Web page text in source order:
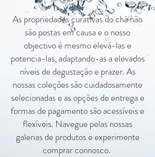
As propriedades curativas do chá não
são postas em causa e o nosso
objectivo é mesmo elevá-las e
potencia-las, adaptando-as a elevados
níveis de degustação e prazer. As
nossas coleções são cuidadosamente
selecionadas e as opções de entrega e
formas de pagamento são acessíveis e
flexíveis. Navegue pelas nossas
galerias de produtos e experimente
comprar connosco.